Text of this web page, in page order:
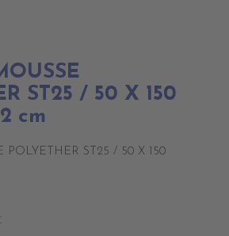
ST25 / 50 X 150
cm
POLYETHER ST25 / 50 X 150